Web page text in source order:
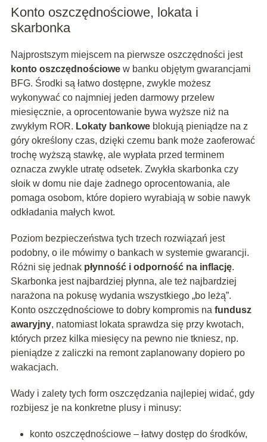
Konto oszczędnościowe, lokata i
skarbonka
Najprostszym miejscem na pierwsze oszczędności jest
konto oszczędnościowew banku objętym gwarancjami
BFG. Środki są łatwo dostępne, zwykle możesz
wykonywać co najmniej jeden darmowy przelew
miesięcznie, a oprocentowanie bywa wyższe niż na
zwykłym ROR. Lokaty bankoweblokują pieniądze na z
góry określony czas, dzięki czemu bank może zaoferować
trochę wyższą stawkę, ale wypłata przed terminem
oznacza zwykle utratę odsetek. Zwykła skarbonka czy
słoik w domu nie daje żadnego oprocentowania, ale
pomaga osobom, które dopiero wyrabiają w sobie nawyk
odkładania małych kwot.
Poziom bezpieczeństwa tych trzech rozwiązań jest
podobny, o ile mówimy o bankach w systemie gwarancji.
Różni się jednak płynność i odporność na inflację.
Skarbonka jest najbardziej płynna, ale też najbardziej
narażona na pokusę wydania wszystkiego „bo leżą”.
Konto oszczędnościowe to dobry kompromis na fundusz
awaryjny, natomiast lokata sprawdza się przy kwotach,
których przez kilka miesięcy na pewno nie tkniesz, np.
pieniądze z zaliczki na remont zaplanowany dopiero po
wakacjach.
Wady i zalety tych form oszczędzania najlepiej widać, gdy
rozbijesz je na konkretne plusy i minusy:
konto oszczędnościowe – łatwy dostęp do środków,